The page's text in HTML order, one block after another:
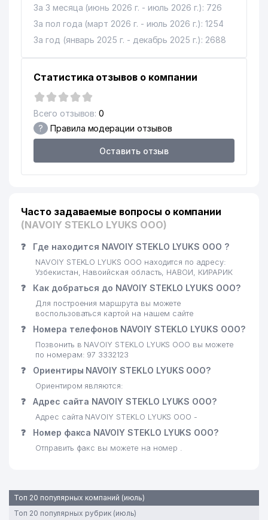
За 3 месяца (июнь 2026 г. - июль 2026 г.): 726
За пол года (март 2026 г. - июль 2026 г.): 1254
За год (январь 2025 г. - декабрь 2025 г.): 2688
Статистика отзывов о компании
Всего отзывов: 0
? Правила модерации отзывов
Оставить отзыв
Часто задаваемые вопросы о компании
(NAVOIY STEKLO LYUKS ООО)
❓ Где находится NAVOIY STEKLO LYUKS ООО ?
NAVOIY STEKLO LYUKS ООО находится по адресу:
Узбекистан, Навоийская область, НАВОИ, КИРАРИК
❓ Как добраться до NAVOIY STEKLO LYUKS ООО?
Для построения маршрута вы можете
воспользоваться картой на нашем сайте
❓ Номера телефонов NAVOIY STEKLO LYUKS ООО?
Позвонить в NAVOIY STEKLO LYUKS ООО вы можете
по номерам: 97 3332123
❓ Ориентиры NAVOIY STEKLO LYUKS ООО?
Ориентиром являются:
❓ Адрес сайта NAVOIY STEKLO LYUKS ООО?
Адрес сайта NAVOIY STEKLO LYUKS ООО -
❓ Номер факса NAVOIY STEKLO LYUKS ООО?
Отправить факс вы можете на номер .
Топ 20 популярных компаний (июль)
Топ 20 популярных рубрик (июль)